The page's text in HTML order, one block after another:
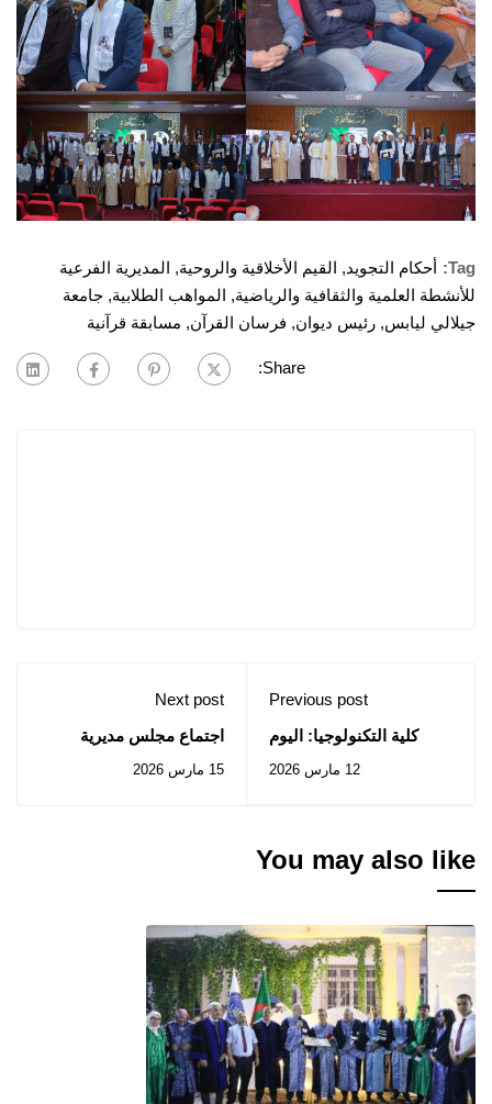
Tag: أحكام التجويد, القيم الأخلاقية والروحية, المديرية الفرعية
للأنشطة العلمية والثقافية والرياضية, المواهب الطلابية, جامعة
جيلالي ليابس, رئيس ديوان, فرسان القرآن, مسابقة قرآنية
Share:
Previous post
كلية التكنولوجيا: اليوم
12 مارس 2026
Next post
اجتماع مجلس مديرية
لمناقشة تفعيل صندوق
15 مارس 2026
You may also like